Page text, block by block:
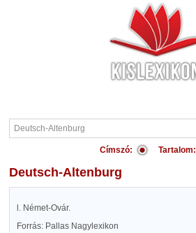
Címszó: Tartalom:
Deutsch-Altenburg
l. Német-Ovár.
Forrás: Pallas Nagylexikon